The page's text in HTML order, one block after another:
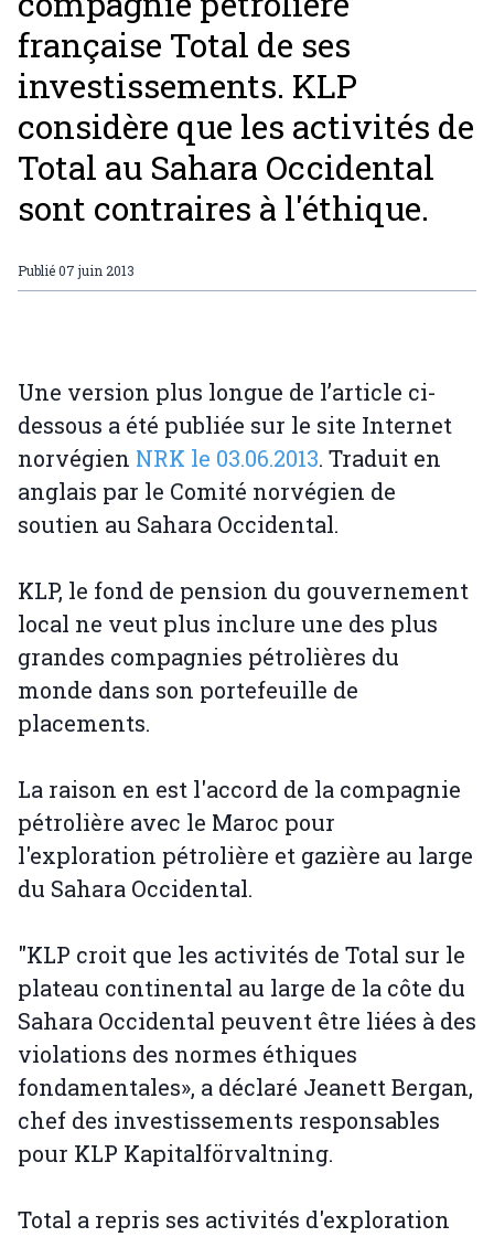
française Total de ses
investissements. KLP
considère que les activités de
Total au Sahara Occidental
sont contraires à l'éthique.
Publié07 juin 2013
Une version plus longue de l’article ci-
dessous a été publiée sur le site Internet
norvégien NRK le 03.06.2013. Traduit en
anglais par le Comité norvégien de
soutien au Sahara Occidental.
KLP, le fond de pension du gouvernement
local ne veut plus inclure une des plus
grandes compagnies pétrolières du
monde dans son portefeuille de
placements.
La raison en est l'accord de la compagnie
pétrolière avec le Maroc pour
l'exploration pétrolière et gazière au large
du Sahara Occidental.
"KLP croit que les activités de Total sur le
plateau continental au large de la côte du
Sahara Occidental peuvent être liées à des
violations des normes éthiques
fondamentales», a déclaré Jeanett Bergan,
chef des investissements responsables
pour KLP Kapitalförvaltning.
Total a repris ses activités d'exploration